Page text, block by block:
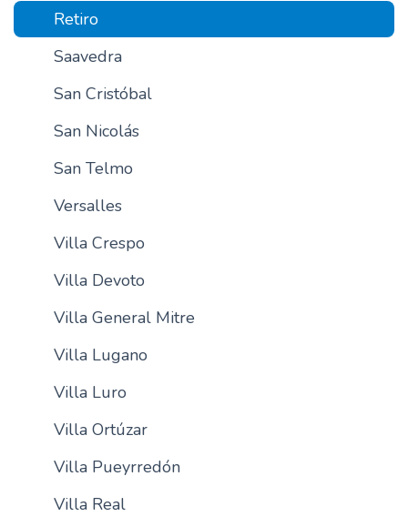
Retiro
Saavedra
San Cristóbal
San Nicolás
San Telmo
Versalles
Villa Crespo
Villa Devoto
Villa General Mitre
Villa Lugano
Villa Luro
Villa Ortúzar
Villa Pueyrredón
Villa Real